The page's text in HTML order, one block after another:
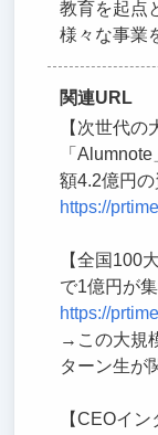
教育を起点
様々な事業
関連URL
【次世代
「
額4.2億円の
https://
【全国100
で1億円が
https://
→この大規
ターン生が
【CEOイン